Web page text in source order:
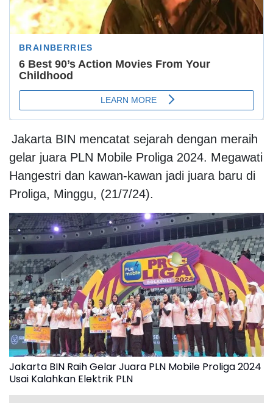
Jakarta BIN mencatat sejarah dengan meraih
gelar juara PLN Mobile Proliga 2024. Megawati
Hangestri dan kawan-kawan jadi juara baru di
Proliga, Minggu, (21/7/24).
Jakarta BIN Raih Gelar Juara PLN Mobile Proliga 2024
Usai Kalahkan Elektrik PLN